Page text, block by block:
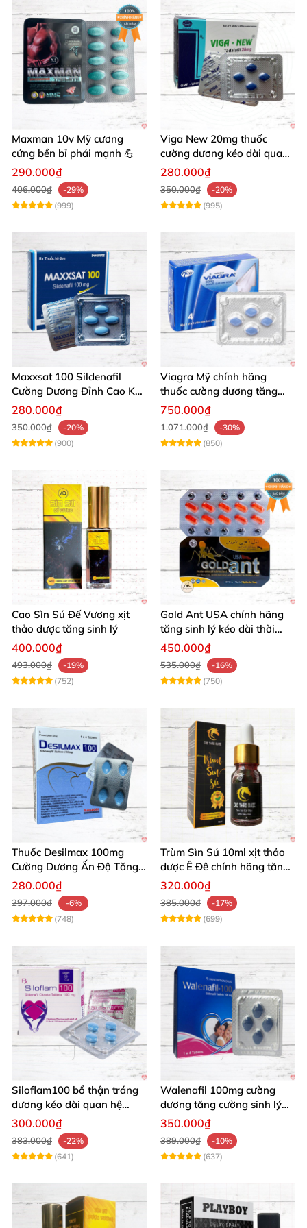
Maxman 10v Mỹ cương
cứng bền bỉ phái mạnh 💪
290.000₫
406.000₫
-29%
(999)
Viga New 20mg thuốc
cường dương kéo dài quan
hệ chống xuất tinh sớm
280.000₫
350.000₫
-20%
(995)
Maxxsat 100 Sildenafil
Cường Dương Đỉnh Cao Kéo
Dài Đêm Dài
280.000₫
350.000₫
-20%
(900)
Viagra Mỹ chính hãng
thuốc cường dương tăng
cường sinh lực nam giới
nhập khẩu
750.000₫
1.071.000₫
-30%
(850)
Cao Sìn Sú Đế Vương xịt
thảo dược tăng sinh lý
400.000₫
493.000₫
-19%
(752)
Gold Ant USA chính hãng
tăng sinh lý kéo dài thời
gian xuất tinh sớm
450.000₫
535.000₫
-16%
(750)
Thuốc Desilmax 100mg
Cường Dương Ấn Độ Tăng
Sinh Lý Tốt Nhất
280.000₫
297.000₫
-6%
(748)
Trùm Sìn Sú 10ml xịt thảo
dược Ê Đê chính hãng tăng
cường sinh lý
320.000₫
385.000₫
-17%
(699)
Siloflam100 bổ thận tráng
dương kéo dài quan hệ
mạnh mẽ nam
300.000₫
383.000₫
-22%
(641)
Walenafil 100mg cường
dương tăng cường sinh lý
kéo dài thời gian
350.000₫
389.000₫
-10%
(637)